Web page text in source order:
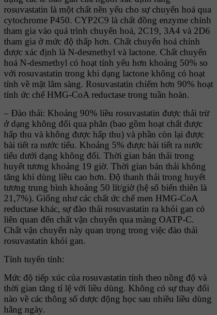
rosuvastatin là một chất nền yếu cho sự chuyển hoá qua
cytochrome P450. CYP2C9 là chất đồng enzyme chính
tham gia vào quá trình chuyển hoá, 2C19, 3A4 và 2D6
tham gia ở mức độ thấp hơn. Chất chuyển hoá chính
được xác định là N-desmethyl và lactone. Chất chuyển
hoá N-desmethyl có hoạt tính yếu hơn khoảng 50% so
với rosuvastatin trong khi dạng lactone không có hoạt
tính về mặt lâm sàng. Rosuvastatin chiếm hơn 90% hoạt
tính ức chế HMG-CoA reductase trong tuần hoàn.
– Ðào thải: Khoảng 90% liều rosuvastatin được thải trừ
ở dạng không đổi qua phân (bao gồm hoạt chất được
hấp thu và không được hấp thu) và phần còn lại được
bài tiết ra nước tiểu. Khoảng 5% được bài tiết ra nước
tiểu dưới dạng không đổi. Thời gian bán thải trong
huyết tương khoảng 19 giờ. Thời gian bán thải không
tăng khi dùng liều cao hơn. Ðộ thanh thải trong huyết
tương trung bình khoảng 50 lít/giờ (hệ số biến thiên là
21,7%). Giống như các chất ức chế men HMG-CoA
reductase khác, sự đào thải rosuvastatin ra khỏi gan có
liên quan đến chất vận chuyển qua màng OATP-C.
Chất vận chuyển này quan trọng trong việc đào thải
rosuvastatin khỏi gan.
Tính tuyến tính:
Mức độ tiếp xúc của rosuvastatin tính theo nồng độ và
thời gian tăng tỉ lệ với liều dùng. Không có sự thay đổi
nào về các thông số dược động học sau nhiều liều dùng
hằng ngày.